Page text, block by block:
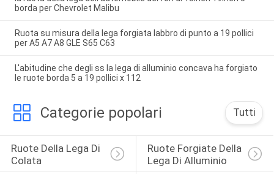
borda per Chevrolet Malibu
Ruota su misura della lega forgiata labbro di punto a 19 pollici
per A5 A7 A8 GLE S65 C63
L'abitudine che degli ss la lega di alluminio concava ha forgiato
le ruote borda 5 a 19 pollici x 112
Categorie popolari Tutti
Ruote Della Lega Di
Colata
Ruote Forgiate Della
Lega Di Alluminio